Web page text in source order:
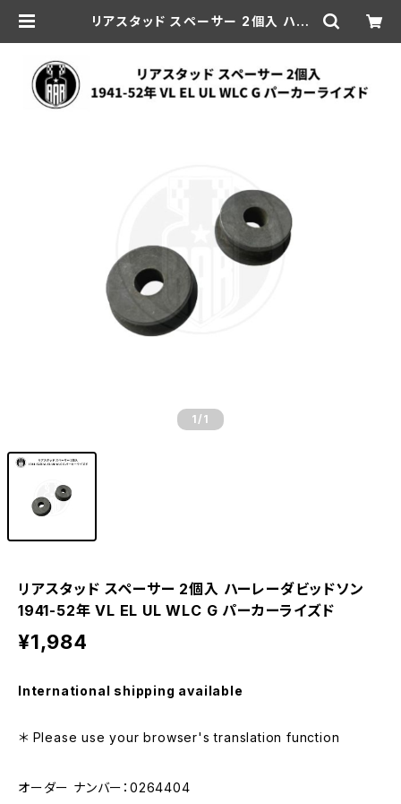
リアスタッド スペーサー 2個入 ハー
1 /1
リアスタッド スペーサー 2個入 ハーレーダビッドソン
1941-52年 VL EL UL WLC G パーカーライズド
¥1,984
International shipping available
＊ Please use your browser's translation function
オーダー ナンバー：0264404